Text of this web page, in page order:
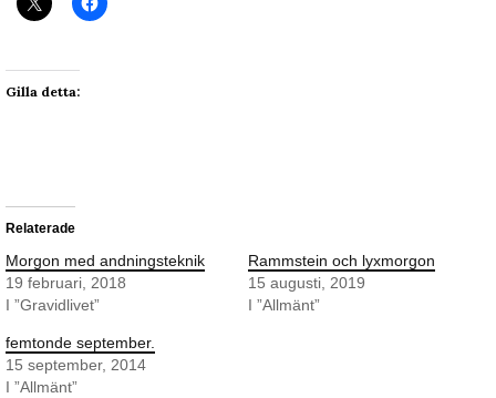
Gilla detta:
Relaterade
Morgon med andningsteknik
19 februari, 2018
I ”Gravidlivet”
Rammstein och lyxmorgon
15 augusti, 2019
I ”Allmänt”
femtonde september.
15 september, 2014
I ”Allmänt”